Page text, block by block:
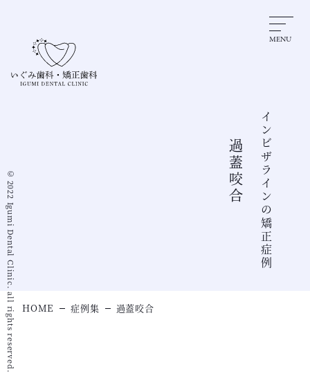
MENU
インビザラインの矯正症例
過蓋咬合
© 2022 Igumi Dental Clinic. all rights reserved. HOME 症例集 過蓋咬合